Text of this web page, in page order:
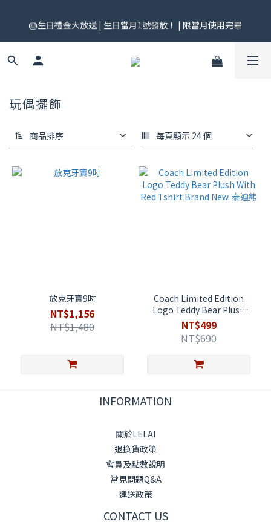
領券中心領，碼碼不同快去領！
🎂生日禮金大放送 | 生日當月1號發放！ | 限當月使用完畢
🎟️ 免運券來了！每月 25 號準時開搶｜$299／$999 各一張｜官網
玩偶擺飾
商品排序 每頁顯示 24 個
放克牙寶9吋
NT$1,156
NT$1,480
Coach Limited Edition
Logo Teddy Bear Plush
With Red Tshirt Brand
New. 泰迪熊
NT$499
NT$690
INFORMATION
關於LELAI
退換貨政策
會員及點數說明
常見問題Q&A
運送政策
CONTACT US